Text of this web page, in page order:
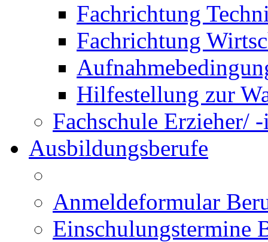
Fachrichtung
Fachrichtung
Hilfestellung zur
Fachschule Erzieher/
Ausbildungsberufe
Anmeldeformular
Einschulungstermine